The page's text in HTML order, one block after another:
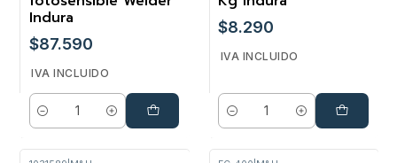
Indura
$87.590
IVA INCLUIDO
Cantidad
$8.290
IVA INCLUIDO
Cantidad